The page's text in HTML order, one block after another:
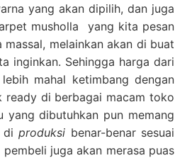
yang akan dipilih, dan juga
musholla yang kita pesan
melainkan akan di buat
inginkan. Sehingga harga dari
mahal ketimbang dengan
di berbagai macam toko
yang dibutuhkan pun memang
diproduksi benar-benar sesuai
juga akan merasa puas